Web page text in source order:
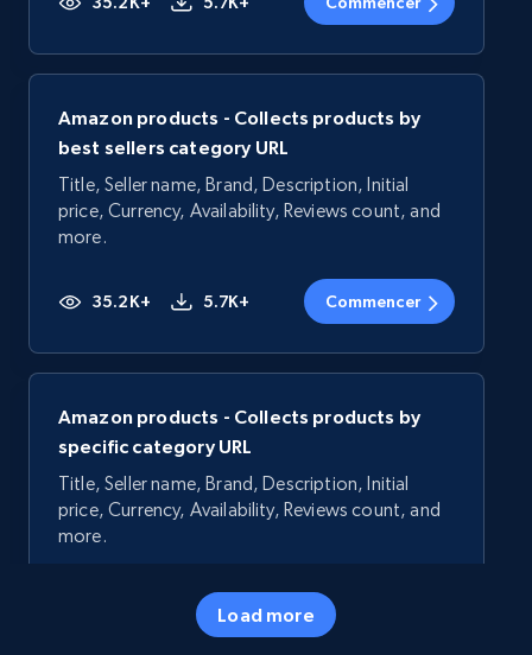
Amazon products - Collects products by
best sellers category URL
Title, Seller name, Brand, Description, Initial
price, Currency, Availability, Reviews count, and
more.
35.2K+ 5.7K+ Commencer
Amazon products - Collects products by
specific category URL
Title, Seller name, Brand, Description, Initial
price, Currency, Availability, Reviews count, and
more.
5.7K+ Commencer
Load more